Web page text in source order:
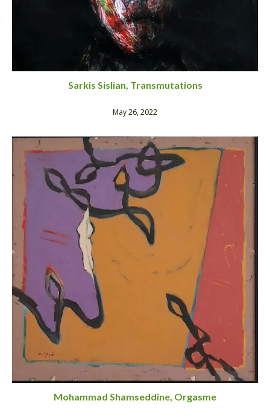
Sarkis Sislian, Transmutations
May 26, 2022
Mohammad Shamseddine, Orgasme